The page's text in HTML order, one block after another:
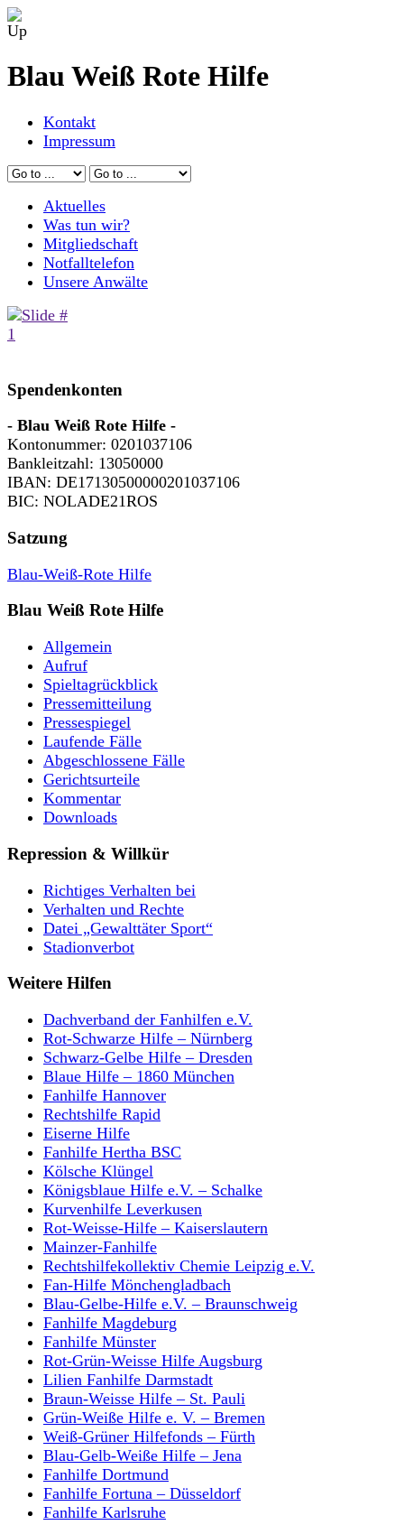
Blau Weiß Rote Hilfe
Kontakt
Impressum
Aktuelles
Was tun wir?
Mitgliedschaft
Notfalltelefon
Unsere Anwälte
Spendenkonten
- Blau Weiß Rote Hilfe -
Kontonummer: 0201037106
Bankleitzahl: 13050000
IBAN: DE17130500000201037106
BIC: NOLADE21ROS
Satzung
Blau-Weiß-Rote Hilfe
Blau Weiß Rote Hilfe
Allgemein
Aufruf
Spieltagrückblick
Pressemitteilung
Pressespiegel
Laufende Fälle
Abgeschlossene Fälle
Gerichtsurteile
Kommentar
Downloads
Repression & Willkür
Richtiges Verhalten bei
Verhalten und Rechte
Datei „Gewalttäter Sport“
Stadionverbot
Weitere Hilfen
Dachverband der Fanhilfen e.V.
Rot-Schwarze Hilfe – Nürnberg
Schwarz-Gelbe Hilfe – Dresden
Blaue Hilfe – 1860 München
Fanhilfe Hannover
Rechtshilfe Rapid
Eiserne Hilfe
Fanhilfe Hertha BSC
Kölsche Klüngel
Königsblaue Hilfe e.V. – Schalke
Kurvenhilfe Leverkusen
Rot-Weisse-Hilfe – Kaiserslautern
Mainzer-Fanhilfe
Rechtshilfekollektiv Chemie Leipzig e.V.
Fan-Hilfe Mönchengladbach
Blau-Gelbe-Hilfe e.V. – Braunschweig
Fanhilfe Magdeburg
Fanhilfe Münster
Rot-Grün-Weisse Hilfe Augsburg
Lilien Fanhilfe Darmstadt
Braun-Weisse Hilfe – St. Pauli
Grün-Weiße Hilfe e. V. – Bremen
Weiß-Grüner Hilfefonds – Fürth
Blau-Gelb-Weiße Hilfe – Jena
Fanhilfe Dortmund
Fanhilfe Fortuna – Düsseldorf
Fanhilfe Karlsruhe